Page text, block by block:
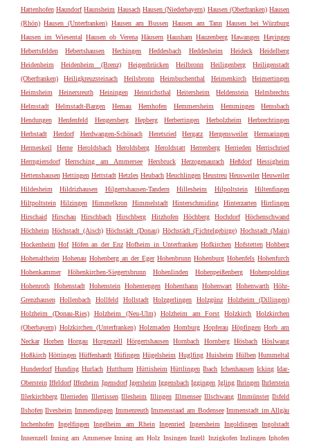
Hattenhofen Haundorf Haunsheim Hausach Hausen (Niederbayern) Hausen (Oberfranken) Hausen
(Rhön) Hausen (Unterfranken) Hausen am Bussen Hausen am Tann Hausen bei Würzburg
Hausen im Wiesental Hausen ob Verena Häusern Hausham Hauzenberg Hawangen Hayingen
Hebertsfelden
Hebertshausen Hechingen Heddesbach Heddesheim Heideck
Heidelberg
Heidenheim
Heidenheim (Brenz) Heigenbrücken Heilbronn Heiligenberg
Heiligenstadt
(Oberfranken)
Heiligkreuzsteinach Heilsbronn Heimbuchenthal Heimenkirch
Heimertingen
Heimsheim
Heinersreuth Heiningen Heinrichsthal Heitersheim Heldenstein
Helmbrechts
Helmstadt
Helmstadt-Bargen Hemau Hemhofen Hemmersheim Hemmingen
Hemsbach
Hendungen
Henfenfeld Hengersberg Hepberg Herbertingen Herbolzheim
Herbrechtingen
Herbstadt
Herdorf Herdwangen-Schönach Heretsried Hergatz Hergensweiler
Hermaringen
Hermeskeil
Herne Heroldsbach Heroldsberg Heroldstatt Herrenberg Herrieden
Herrischried
Herrngiersdorf
Herrsching am Ammersee Hersbruck Herzogenaurach Heßdorf
Hessigheim
Hettenshausen Hettingen Hettstadt Hetzles Heubach Heuchlingen Heustreu Heusweiler Heuweiler
Hildesheim
Hildrizhausen Hilgertshausen-Tandern Hillesheim Hilpoltstein
Hiltenfingen
Hiltpoltstein
Hilzingen Himmelkron Himmelstadt Hinterschmiding Hinterzarten
Hirrlingen
Hirschaid
Hirschau Hirschbach Hirschberg Hitzhofen Höchberg Hochdorf
Höchenschwand
Höchheim Höchstadt (Aisch) Höchstädt (Donau) Höchstädt (Fichtelgebirge) Hochstadt (Main)
Hockenheim Hof Höfen an der Enz Hofheim in Unterfranken Hofkirchen Hofstetten Hohberg
Hohenaltheim Hohenau Hohenberg an der Eger Hohenbrunn Hohenburg Hohenfels Hohenfurch
Hohenkammer
Höhenkirchen-Siegertsbrunn Hohenlinden Hohenpeißenberg
Hohenpolding
Hohenroth Hohenstadt Hohenstein Hohentengen Hohenthann Hohenwart Hohenwarth Höhr-
Grenzhausen
Hollenbach Hollfeld Hollstadt Holzgerlingen Holzgünz
Holzheim (Dillingen)
Holzheim (Donau-Ries)
Holzheim (Neu-Ulm) Holzheim am Forst Holzkirch
Holzkirchen
(Oberbayern) Holzkirchen (Unterfranken) Holzmaden Homburg Hopferau Höpfingen Horb am
Neckar Horben Horgau Horgenzell Hörgertshausen Hornbach Hornberg Hösbach Höslwang
Hoßkirch Höttingen Hüffenhardt Hüfingen Hügelsheim Huglfing Huisheim Hülben Hummeltal
Hunderdorf Hunding Hurlach Hutthurm Hüttisheim Hüttlingen Ibach Ichenhausen Icking Idar-
Oberstein Iffeldorf Iffezheim Igensdorf Igersheim Iggensbach Iggingen Igling Ihringen Ihrlerstein
Illerkirchberg Illerrieden Illertissen Illesheim Illingen Illmensee Illschwang Ilmmünster Ilsfeld
Ilshofen Ilvesheim Immendingen Immenreuth Immenstaad am Bodensee Immenstadt im Allgäu
Inchenhofen Ingelfingen Ingelheim am Rhein Ingenried Ingersheim Ingoldingen Ingolstadt
Innernzell Inning am Ammersee Inning am Holz Insingen Inzell Inzigkofen Inzlingen Iphofen